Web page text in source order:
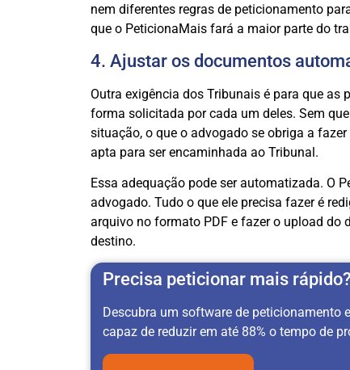
nem diferentes regras de peticionamento
que o PeticionaMais fará a maior parte do
4. Ajustar os documentos
Outra exigência dos Tribunais é para que
forma solicitada por cada um deles. Sem
situação, o que o advogado se obriga a
apta para ser encaminhada ao Tribunal.
Essa adequação pode ser automatizada. O
advogado. Tudo o que ele precisa fazer é
arquivo no formato PDF e fazer o upload do
destino.
Precisa peticionar mais rápido?
Descubra um software de peticionamento
capaz de reduzir em até 88% o tempo de